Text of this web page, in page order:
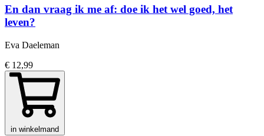
En dan vraag ik me af: doe ik het wel goed, het
leven?
Eva Daeleman
€ 12,99
in winkelmand